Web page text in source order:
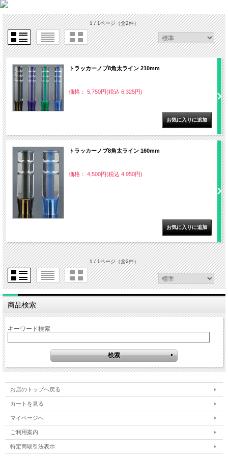
1 / 1ページ（全2件）
トラッカーノブ8角太ライン 210mm
価格： 5,750円(税込 6,325円)
トラッカーノブ8角太ライン 160mm
価格： 4,500円(税込 4,950円)
1 / 1ページ（全2件）
商品検索
キーワード検索
お店のトップへ戻る
カートを見る
マイページへ
ご利用案内
特定商取引法表示